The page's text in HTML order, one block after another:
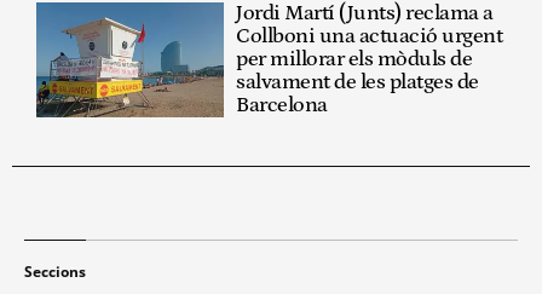
Jordi Martí (Junts) reclama a
Collboni una actuació urgent
per millorar els mòduls de
salvament de les platges de
Barcelona
Seccions